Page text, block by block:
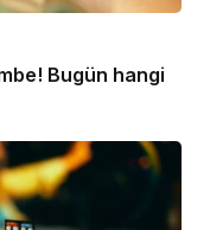
Bugün hangi